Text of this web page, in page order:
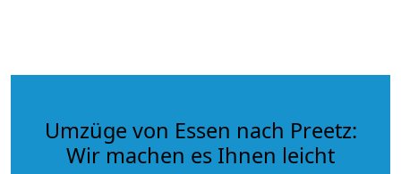
Umzüge von Essen nach Preetz:
Wir machen es Ihnen leicht